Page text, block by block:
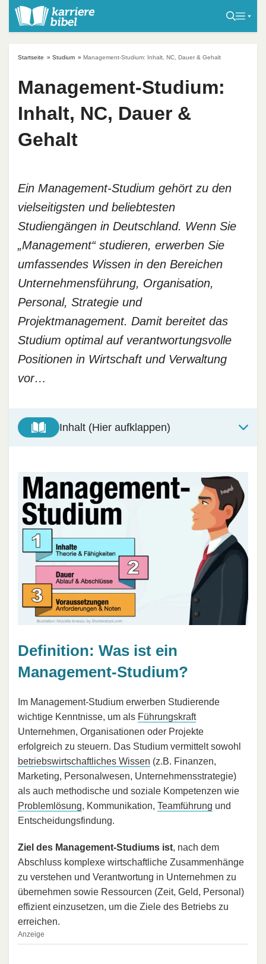
Startseite » Studium » Management-Studium: Inhalt, NC, Dauer & Gehalt
Management-Studium:
Inhalt, NC, Dauer &
Gehalt
Ein Management-Studium gehört zu den
vielseitigsten und beliebtesten
Studiengängen in Deutschland. Wenn Sie
„Management“ studieren, erwerben Sie
umfassendes Wissen in den Bereichen
Unternehmensführung, Organisation,
Personal, Strategie und
Projektmanagement. Damit bereitet das
Studium optimal auf verantwortungsvolle
Positionen in Wirtschaft und Verwaltung
vor…
Inhalt (Hier aufklappen)
Definition: Was ist ein
Management-Studium?
Im Management-Studium erwerben Studierende
wichtige Kenntnisse, um als Führungskraft
Unternehmen, Organisationen oder Projekte
erfolgreich zu steuern. Das Studium vermittelt sowohl
betriebswirtschaftliches Wissen (z.B. Finanzen,
Marketing, Personalwesen, Unternehmensstrategie)
als auch methodische und soziale Kompetenzen wie
Problemlösung, Kommunikation, Teamführung und
Entscheidungsfindung.
Ziel des Management-Studiums ist, nach dem
Abschluss komplexe wirtschaftliche Zusammenhänge
zu verstehen und Verantwortung in Unternehmen zu
übernehmen sowie Ressourcen (Zeit, Geld, Personal)
effizient einzusetzen, um die Ziele des Betriebs zu
erreichen.
Anzeige